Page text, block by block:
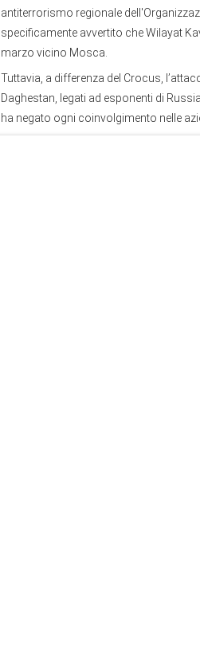
antiterrorismo regionale
specificamente avvertito che Wilayat
marzo vicino Mosca.
Tuttavia, a differenza del Crocus,
Daghestan, legati ad esponenti di
ha negato ogni coinvolgimento nelle